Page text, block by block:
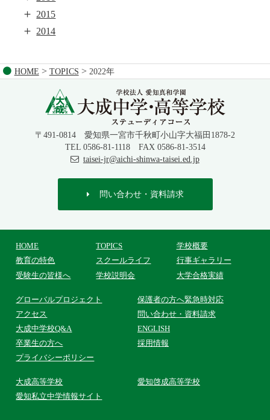
＋ 2015
＋ 2014
HOME > TOPICS > 2022年
〒491-0814 愛知県一宮市千秋町小山字大福田1878-2
TEL 0586-81-1118 FAX 0586-81-3514
taisei-jr@aichi-shinwa-taisei.ed.jp
問い合わせ・資料請求
HOME TOPICS
学校概要
教育の特色
スクールライフ
行事ギャラリー
受験生の皆様へ
学校説明会 大学合格実績
グローバルプロジェクト 保護者の方へ緊急時対応
アクセス
問い合わせ・ 資料請求
大成中学校Q&A
ENGLISH
卒業生の方へ
採用情報
プライバシーポリシー
大成高等学校
愛知啓成高等学校
愛知私立中学情報サイト